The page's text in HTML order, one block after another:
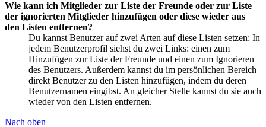
Wie kann ich Mitglieder zur Liste der Freunde oder zur Liste
der ignorierten Mitglieder hinzufügen oder diese wieder aus
den Listen entfernen?
Du kannst Benutzer auf zwei Arten auf diese Listen setzen: In
jedem Benutzerprofil siehst du zwei Links: einen zum
Hinzufügen zur Liste der Freunde und einen zum Ignorieren
des Benutzers. Außerdem kannst du im persönlichen Bereich
direkt Benutzer zu den Listen hinzufügen, indem du deren
Benutzernamen eingibst. An gleicher Stelle kannst du sie auch
wieder von den Listen entfernen.
Nach oben